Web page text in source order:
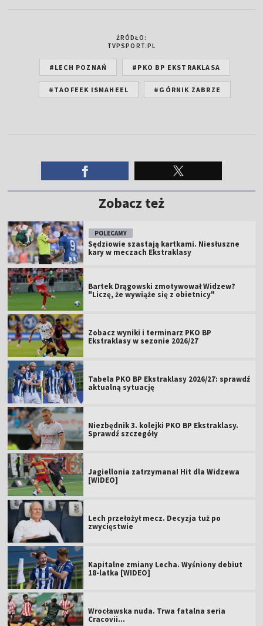
ŹRÓDŁO:
TVPSPORT.PL
#LECH POZNAŃ #PKO BP EKSTRAKLASA
#TAOFEEK ISMAHEEL #GÓRNIK ZABRZE
Zobacz też
POLECAMY
Sędziowie szastają kartkami. Niesłuszne
kary w meczach Ekstraklasy
Bartek Drągowski zmotywował Widzew?
"Liczę, że wywiąże się z obietnicy"
Zobacz wyniki i terminarz PKO BP
Ekstraklasy w sezonie 2026/27
Tabela PKO BP Ekstraklasy 2026/27: sprawdź
aktualną sytuację
Niezbędnik 3. kolejki PKO BP Ekstraklasy.
Sprawdź szczegóły
Jagiellonia zatrzymana! Hit dla Widzewa
[WIDEO]
Lech przełożył mecz. Decyzja tuż po
zwycięstwie
Kapitalne zmiany Lecha. Wyśniony debiut
18-latka [WIDEO]
Wrocławska nuda. Trwa fatalna seria
Cracovii...